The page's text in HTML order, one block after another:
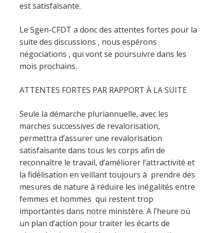
est satisfaisante.
Le Sgen-CFDT a donc des attentes fortes pour la
suite des discussions , nous espérons
négociations , qui vont se poursuivre dans les
mois prochains.
ATTENTES FORTES PAR RAPPORT À LA SUITE
Seule la démarche pluriannuelle, avec les
marches successives de revalorisation,
permettra d’assurer une revalorisation
satisfaisante dans tous les corps afin de
reconnaître le travail, d’améliorer l’attractivité et
la fidélisation en veillant toujours à prendre des
mesures de nature à réduire les inégalités entre
femmes et hommes qui restent trop
importantes dans notre ministère. A l’heure où
un plan d’action pour traiter les écarts de